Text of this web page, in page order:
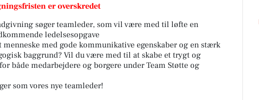
er overskredet
søger teamleder, som vil være med til løfte en
ledelsesopgave
menneske med gode kommunikative egenskaber og en stærk
baggrund? Vil du være med til at skabe et trygt og
både medarbejdere og borgere under Team Støtte og
som vores nye teamleder!